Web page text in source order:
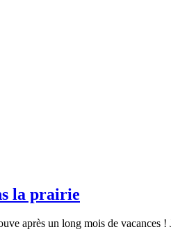
la prairie
après un long mois de vacances